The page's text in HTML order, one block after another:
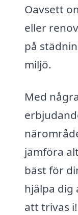
Oavsett
eller
på
miljö.
Med
jämföra
bäst för
hjälpa dig
att trivas i!